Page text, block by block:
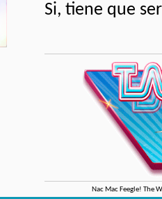
Si, tiene que
Nac Mac Feegle! The